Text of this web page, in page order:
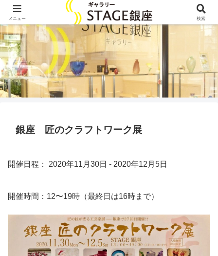
銀座 匠のクラフトワーク展
開催日程： 2020年11月30日 - 2020年12月5日
開催時間：12〜19時（最終日は16時まで）
メニュー 検索